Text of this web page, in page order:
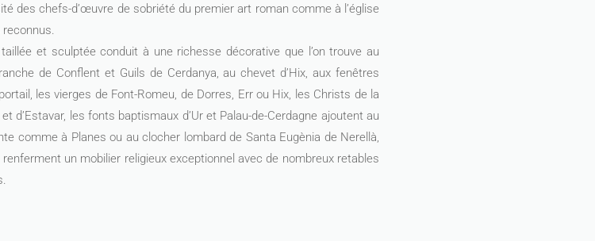
des chefs-d’œuvre de sobriété du premier art roman comme à l’église
reconnus.
et sculptée conduit à une richesse décorative que l’on trouve au
de Conflent et Guils de Cerdanya, au chevet d’Hix, aux fenêtres
les vierges de Font-Romeu, de Dorres, Err ou Hix, les Christs de la
d’Estavar, les fonts baptismaux d’Ur et Palau-de-Cerdagne ajoutent au
comme à Planes ou au clocher lombard de Santa Eugènia de Nerellà,
un mobilier religieux exceptionnel avec de nombreux retables